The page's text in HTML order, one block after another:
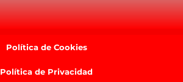
Política de Cookies
Política de Privacidad